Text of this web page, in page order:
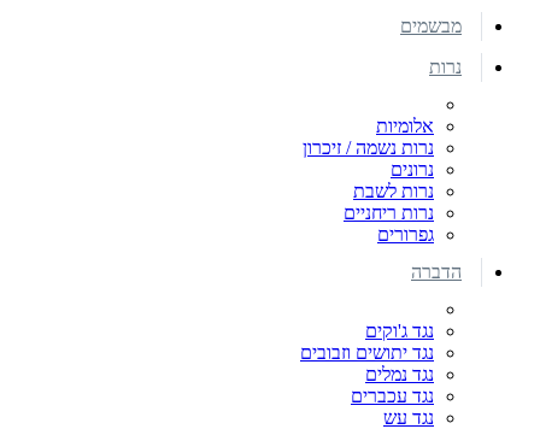
מבשמים
נרות
אלומיות
נרות נשמה / זיכרון
נרונים
נרות לשבת
נרות ריחניים
גפרורים
הדברה
נגד ג'וקים
נגד יתושים וזבובים
נגד נמלים
נגד עכברים
נגד עש